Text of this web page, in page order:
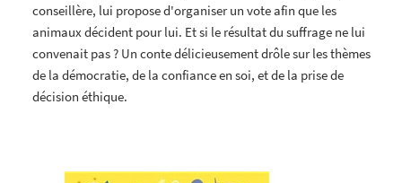
conseillère, lui propose d'organiser un vote afin que les
animaux décident pour lui. Et si le résultat du suffrage ne lui
convenait pas ? Un conte délicieusement drôle sur les thèmes
de la démocratie, de la confiance en soi, et de la prise de
décision éthique.